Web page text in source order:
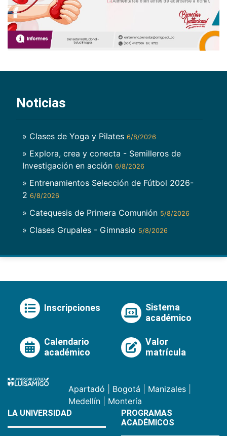
Noticias
» Clases de Yoga y Pilates 6/8/2026
» Explora, crea y conecta - Semilleros de
Investigación en acción 6/8/2026
» Entrenamientos Selección de Fútbol 2026-
2 6/8/2026
» Catequesis de Primera Comunión 5/8/2026
» Clases Grupales - Gimnasio 5/8/2026
Inscripciones
Sistema
académico
Calendario
académico
Valor
matrícula
Apartadó Bogotá Manizales
Medellín
Montería
LA UNIVERSIDAD
PROGRAMAS
ACADÉMICOS